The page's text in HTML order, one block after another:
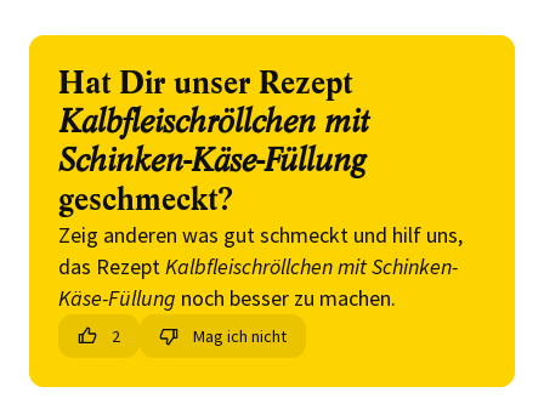
Hat Dir unser Rezept
Kalbfleischröllchen mit
Schinken-Käse-Füllung
geschmeckt?
Zeig anderen was gut schmeckt und hilf uns,
das RezeptKalbfleischröllchen mit Schinken-
Käse-Füllung noch besser zu machen.
2 Mag ich nicht